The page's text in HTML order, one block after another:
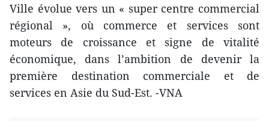
Ville évolue vers un « super centre commercial
régional », où commerce et services sont
moteurs de croissance et signe de vitalité
économique, dans l’ambition de devenir la
première destination commerciale et de
services en Asie du Sud-Est. -VNA